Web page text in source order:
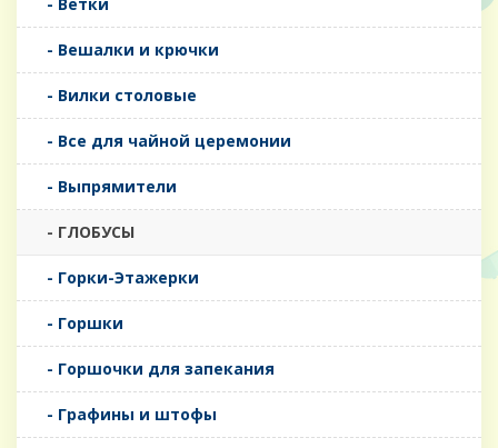
- Вешалки и крючки
- Вилки столовые
- Все для чайной церемонии
- Выпрямители
- ГЛОБУСЫ
- Горки-Этажерки
- Горшки
- Горшочки для запекания
- Графины и штофы